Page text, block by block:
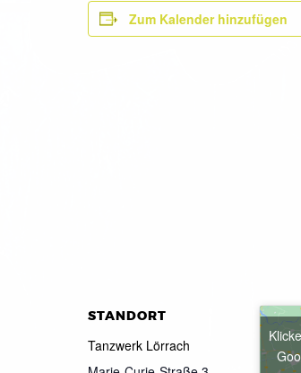
Zum Kalender hinzufügen
STANDORT
Tanzwerk Lörrach